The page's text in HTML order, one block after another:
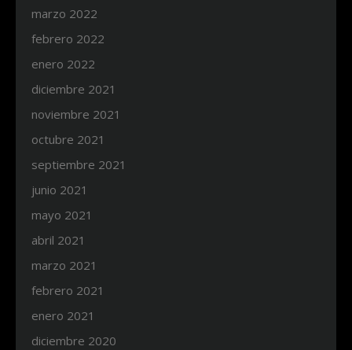
marzo 2022
febrero 2022
enero 2022
diciembre 2021
noviembre 2021
octubre 2021
septiembre 2021
junio 2021
mayo 2021
abril 2021
marzo 2021
febrero 2021
enero 2021
diciembre 2020